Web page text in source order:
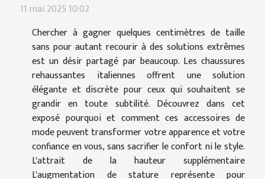
11 mai 2025 10:02
Chercher à gagner quelques centimètres de taille
sans pour autant recourir à des solutions extrêmes
est un désir partagé par beaucoup. Les chaussures
rehaussantes italiennes offrent une solution
élégante et discrète pour ceux qui souhaitent se
grandir en toute subtilité. Découvrez dans cet
exposé pourquoi et comment ces accessoires de
mode peuvent transformer votre apparence et votre
confiance en vous, sans sacrifier le confort ni le style.
L'attrait de la hauteur supplémentaire
L'augmentation de stature représente pour